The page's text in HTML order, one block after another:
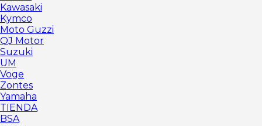
Kawasaki
Kymco
Moto Guzzi
QJ Motor
Suzuki
UM
Voge
Zontes
Yamaha
TIENDA
BSA